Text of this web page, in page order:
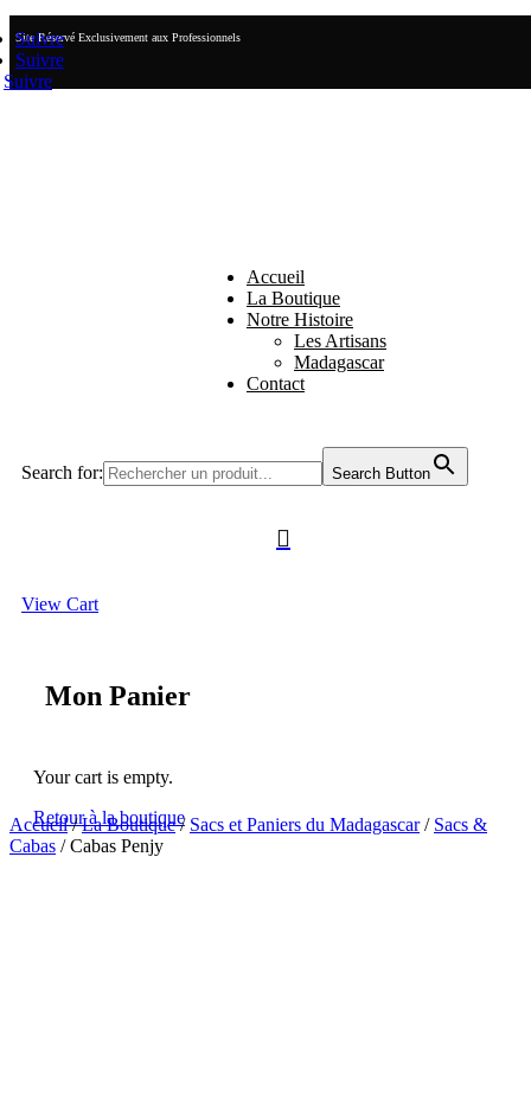
Site Réservé Exclusivement aux Professionnels
Suivre
Suivre
Suivre
Accueil
La Boutique
Notre Histoire
Les Artisans
Madagascar
Contact
Search for: Search Button

View Cart
Mon Panier
Your cart is empty.
Retour à la boutique
Accueil/La Boutique/ Sacs et Paniers du Madagascar/ Sacs &
Cabas / Cabas Penjy